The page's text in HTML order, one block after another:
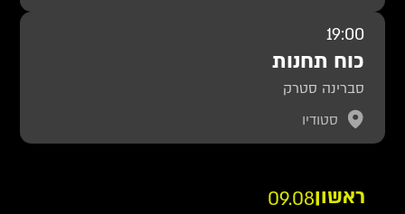
19:00
כוח תחנות
סברינה סטרק
סטודיו
ראשון09.08